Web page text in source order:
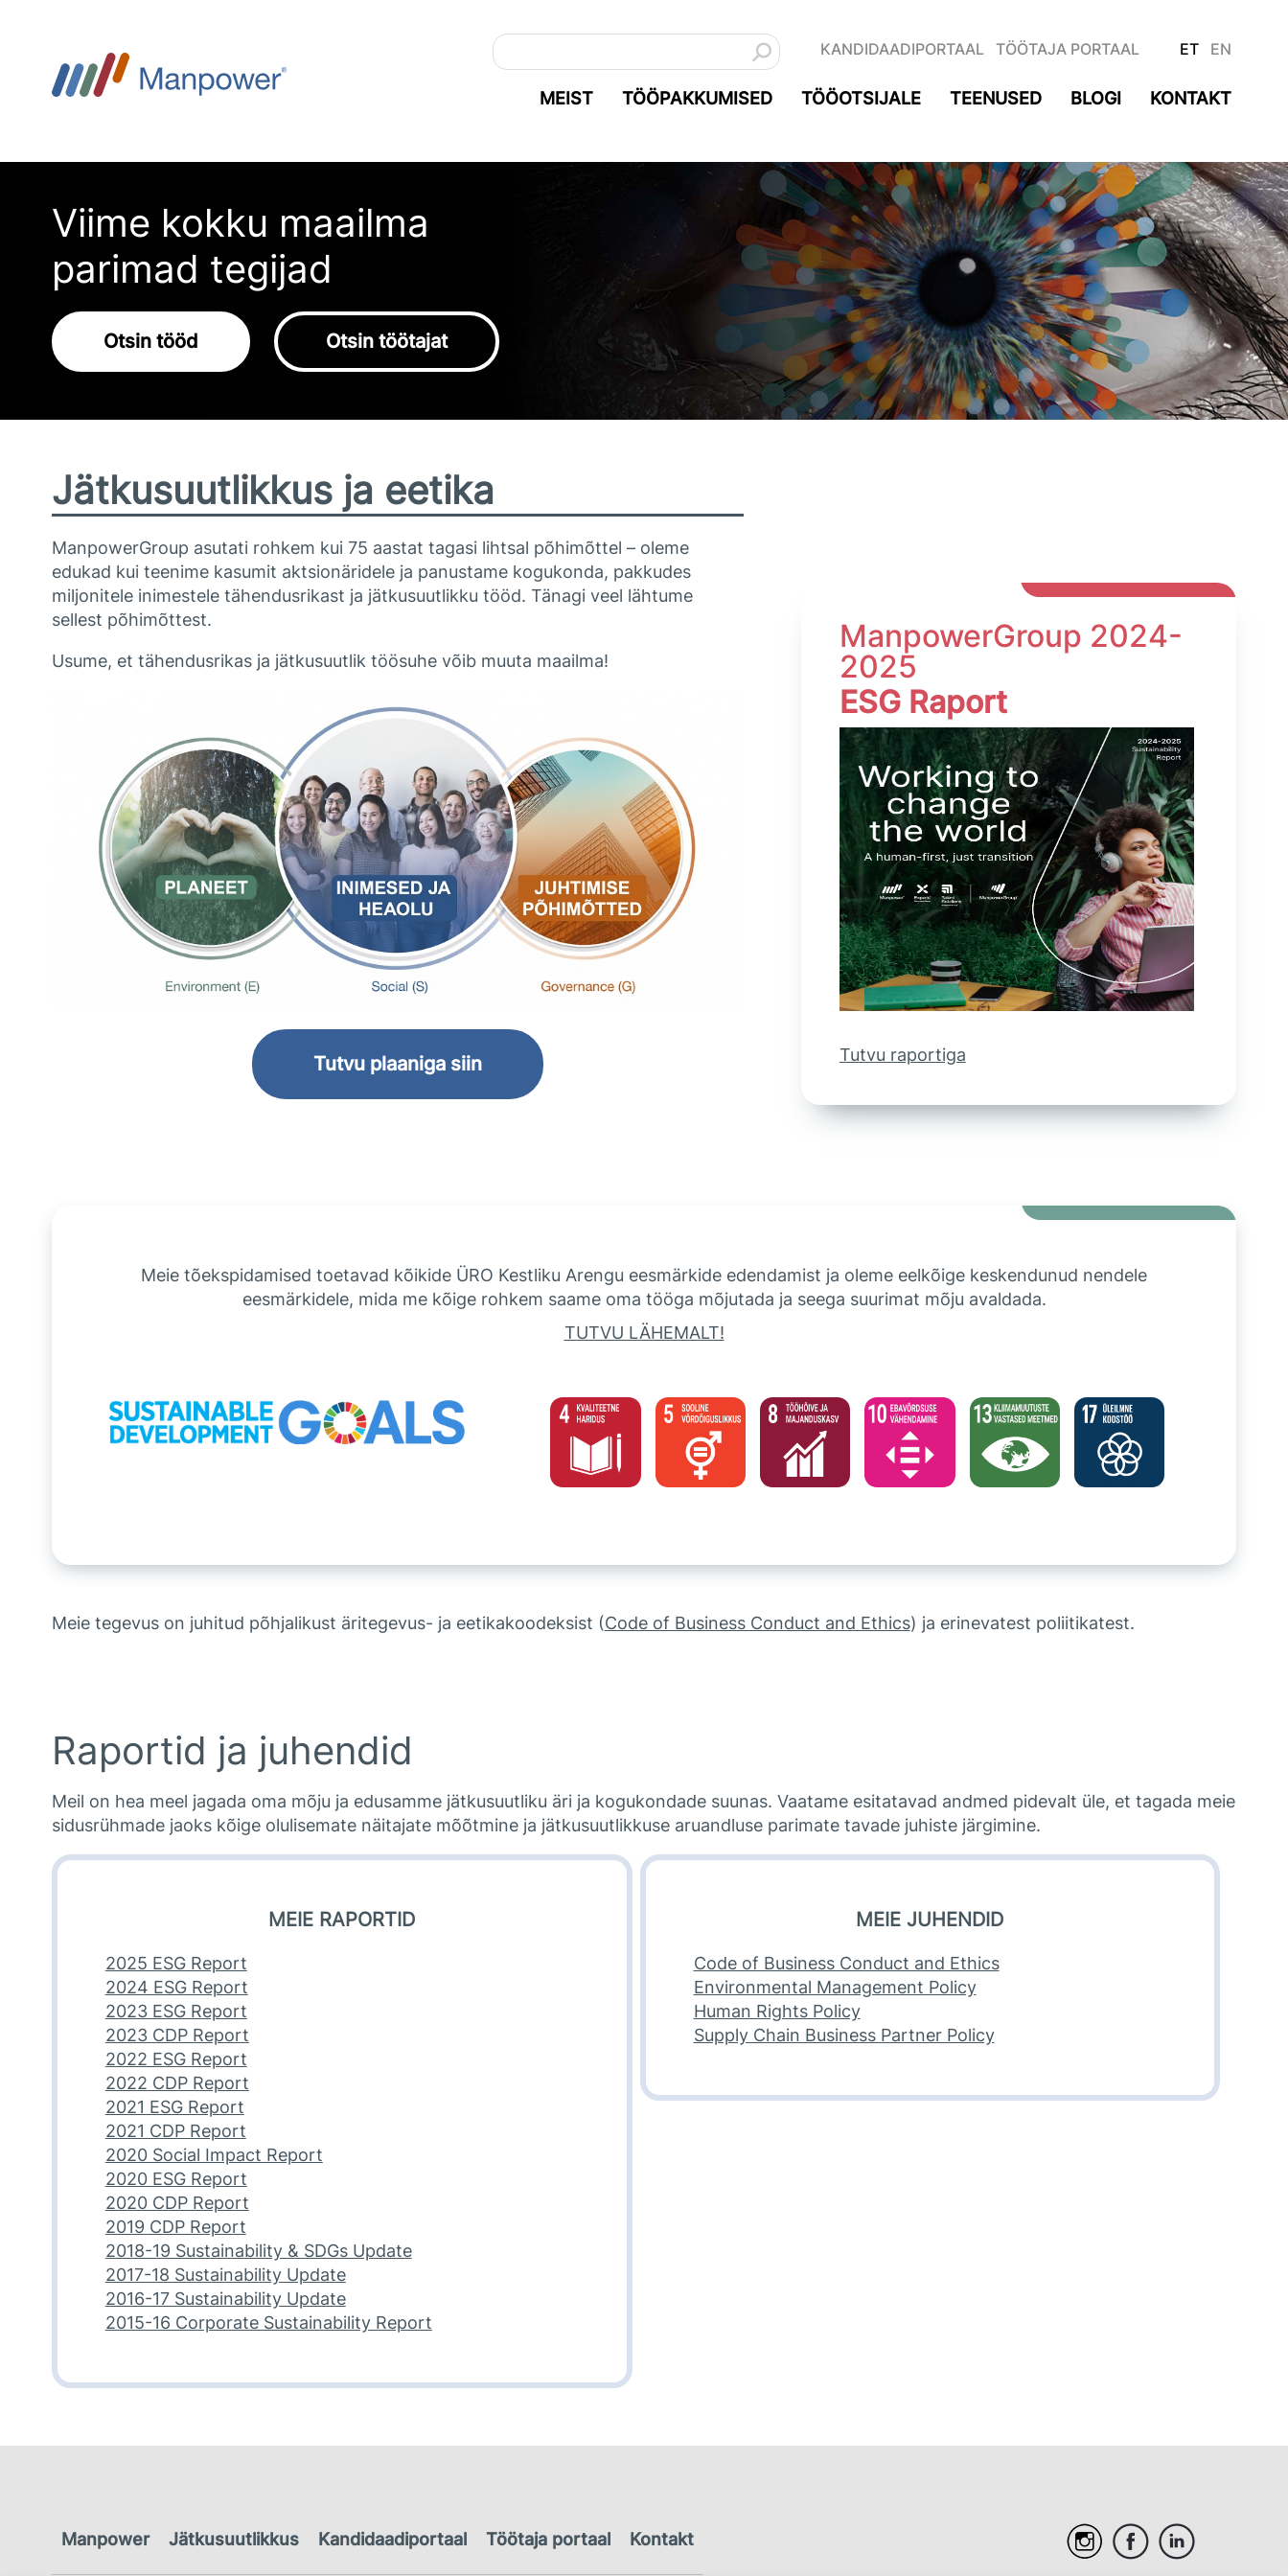
KANDIDAADIPORTAAL TÖÖTAJA PORTAAL ET EN
MEIST TÖÖPAKKUMISED TÖÖOTSIJALE TEENUSED BLOGI KONTAKT
Viime kokku maailma
parimad tegijad
Otsin tööd Otsin töötajat
Jätkusuutlikkus ja eetika
ManpowerGroup asutati rohkem kui 75 aastat tagasi lihtsal põhimõttel – oleme
edukad kui teenime kasumit aktsionäridele ja panustame kogukonda, pakkudes
miljonitele inimestele tähendusrikast ja jätkusuutlikku tööd. Tänagi veel lähtume
sellest põhimõttest.
Usume, et tähendusrikas ja jätkusuutlik töösuhe võib muuta maailma!
Tutvu plaaniga siin
ManpowerGroup 2024-
2025
ESG Raport
Tutvu raportiga
Meie tõekspidamised toetavad kõikide ÜRO Kestliku Arengu eesmärkide edendamist ja oleme eelkõige keskendunud nendele
eesmärkidele, mida me kõige rohkem saame oma tööga mõjutada ja seega suurimat mõju avaldada.
TUTVU LÄHEMALT!
Meie tegevus on juhitud põhjalikust äritegevus- ja eetikakoodeksist (Code of Business Conduct and Ethics) ja erinevatest poliitikatest.
Raportid ja juhendid
Meil on hea meel jagada oma mõju ja edusamme jätkusuutliku äri ja kogukondade suunas. Vaatame esitatavad andmed pidevalt üle, et tagada meie
sidusrühmade jaoks kõige olulisemate näitajate mõõtmine ja jätkusuutlikkuse aruandluse parimate tavade juhiste järgimine.​
MEIE RAPORTID
2025 ESG Report
2024 ESG Report
2023 ESG Report
2023 CDP Report
2022 ESG Report
2022 CDP Report
2021 ESG Report
2021 CDP Report
2020 Social Impact Report
2020 ESG Report
2020 CDP Report
2019 CDP Report
2018-19 Sustainability & SDGs Update
2017-18 Sustainability Update
2016-17 Sustainability Update
2015-16 Corporate Sustainability Report
MEIE JUHENDID
Code of Business Conduct and Ethics
Environmental Management Policy
Human Rights Policy
Supply Chain Business Partner Policy​
Manpower Jätkusuutlikkus Kandidaadiportaal Töötaja portaal Kontakt